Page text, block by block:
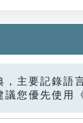
，主要記錄
您優先使用